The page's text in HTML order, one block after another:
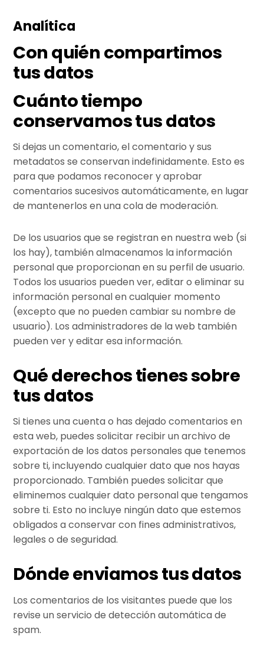
Analítica
Con quién compartimos
tus datos
Cuánto tiempo
conservamos tus datos
Si dejas un comentario, el comentario y sus
metadatos se conservan indefinidamente. Esto es
para que podamos reconocer y aprobar
comentarios sucesivos automáticamente, en lugar
de mantenerlos en una cola de moderación.
De los usuarios que se registran en nuestra web (si
los hay), también almacenamos la información
personal que proporcionan en su perfil de usuario.
Todos los usuarios pueden ver, editar o eliminar su
información personal en cualquier momento
(excepto que no pueden cambiar su nombre de
usuario). Los administradores de la web también
pueden ver y editar esa información.
Qué derechos tienes sobre
tus datos
Si tienes una cuenta o has dejado comentarios en
esta web, puedes solicitar recibir un archivo de
exportación de los datos personales que tenemos
sobre ti, incluyendo cualquier dato que nos hayas
proporcionado. También puedes solicitar que
eliminemos cualquier dato personal que tengamos
sobre ti. Esto no incluye ningún dato que estemos
obligados a conservar con fines administrativos,
legales o de seguridad.
Dónde enviamos tus datos
Los comentarios de los visitantes puede que los
revise un servicio de detección automática de
spam.